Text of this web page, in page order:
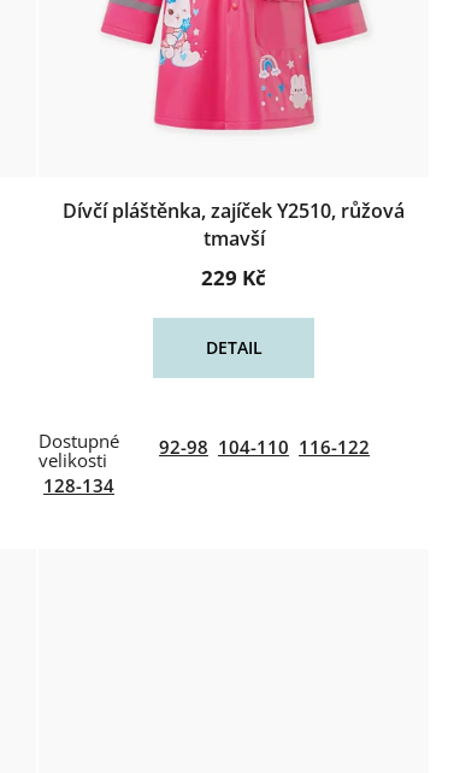
Dívčí pláštěnka, zajíček Y2510, růžová
tmavší
229 Kč
DETAIL
92-98 104-110 116-122
128-134